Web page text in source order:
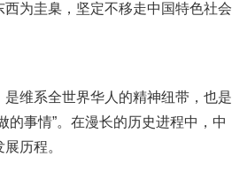
为圭臬，坚定不移走中国特色社会
维系全世界华人的精神纽带，也是
事情”。在漫长的历史进程中，中
历程。